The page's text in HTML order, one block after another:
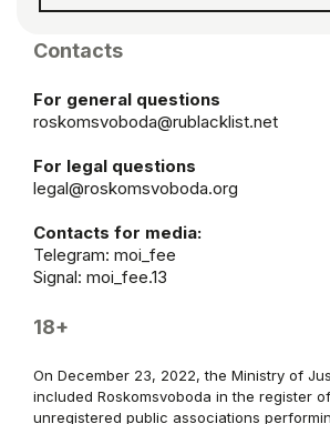
Contacts
For general questions
roskomsvoboda@rublacklist.net
For legal questions
legal@roskomsvoboda.org
Contacts for media:
Telegram: moi_fee
Signal: moi_fee.13
18+
On December 23, 2022, the Ministry of
included Roskomsvoboda in the register of
unregistered public associations